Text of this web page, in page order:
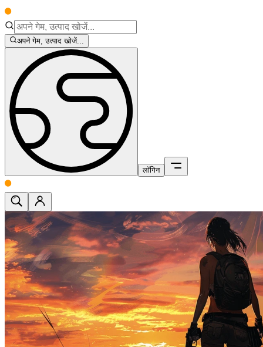
अपने गेम, उत्पाद खोजें...
लॉगिन